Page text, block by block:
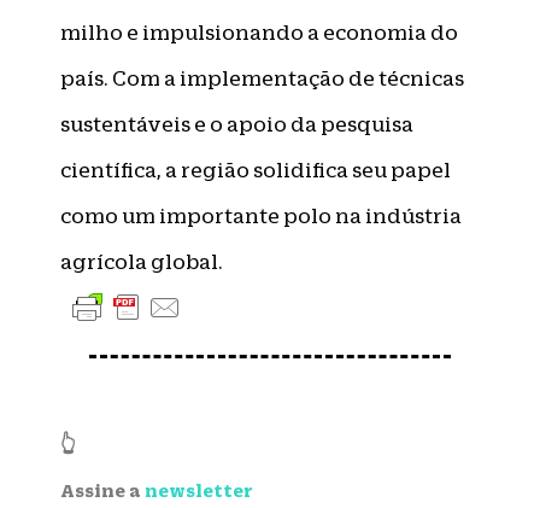
milho e impulsionando a economia do
país. Com a implementação de técnicas
sustentáveis e o apoio da pesquisa
científica, a região solidifica seu papel
como um importante polo na indústria
agrícola global.
👆
Assine a newsletter